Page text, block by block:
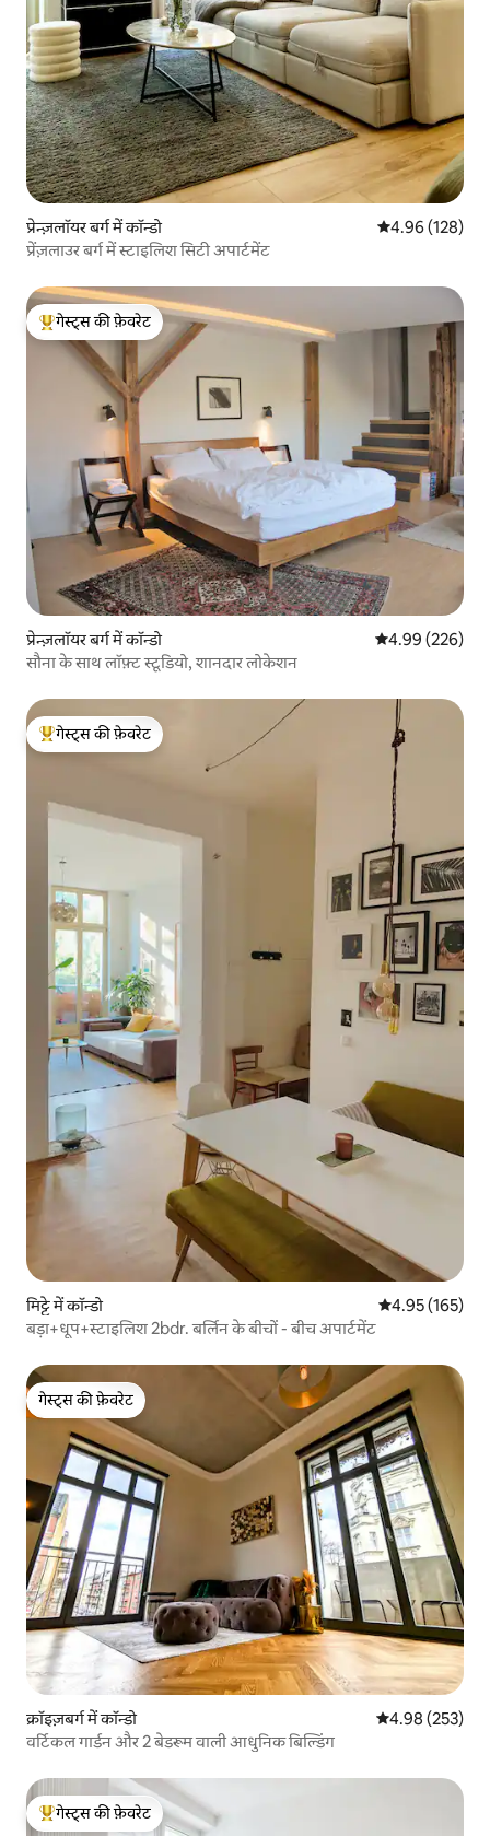
प्रेन्ज़लॉयर बर्ग में कॉन्डो औसत रेटिंग 5 में से
4.96 (128)
प्रेंज़लाउर बर्ग में स्टाइलिश सिटी अपार्टमेंट
गेस्ट्स का टॉप फ़ेवरेट
गेस्ट्स की फ़ेवरेट
प्रेन्ज़लॉयर बर्ग में कॉन्डो औसत रेटिंग 5 में से
4.99 (226)
सौना के साथ लॉफ़्ट स्टूडियो, शानदार लोकेशन
गेस्ट्स का टॉप फ़ेवरेट
गेस्ट्स की फ़ेवरेट
मिट्टे में कॉन्डो औसत रेटिंग 5 में से
4.95 (165)
बड़ा+धूप+स्टाइलिश 2bdr. बर्लिन के बीचों - बीच अपार्टमेंट
गेस्ट्स की फ़ेवरेट
गेस्ट्स की फ़ेवरेट
क्रॉइज़बर्ग में कॉन्डो औसत रेटिंग 5 में से
4.98 (253)
वर्टिकल गार्डन और 2 बेडरूम वाली आधुनिक बिल्डिंग
गेस्ट्स का टॉप फ़ेवरेट
गेस्ट्स की फ़ेवरेट